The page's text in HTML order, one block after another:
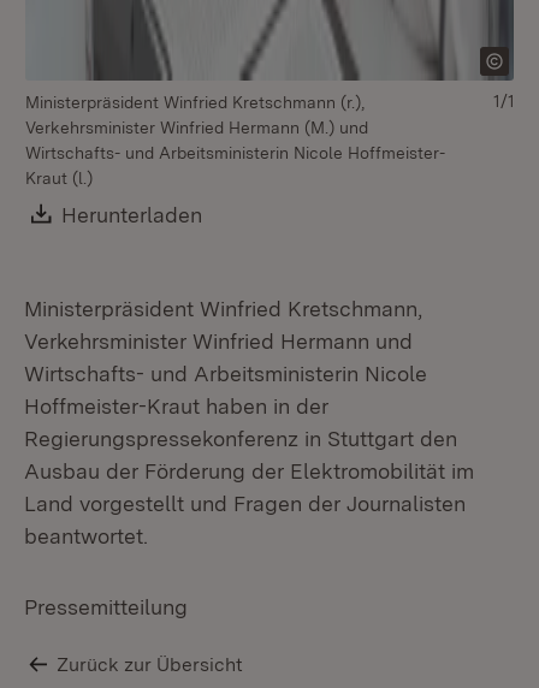
Ministerpräsident Winfried Kretschmann (r.),
Verkehrsminister Winfried Hermann (M.) und
Wirtschafts- und Arbeitsministerin Nicole Hoffmeister-
Kraut (l.)
Download:
Herunterladen
1/1
Ministerpräsident Winfried Kretschmann,
Verkehrsminister Winfried Hermann und
Wirtschafts- und Arbeitsministerin Nicole
Hoffmeister-Kraut haben in der
Regierungspressekonferenz in Stuttgart den
Ausbau der Förderung der Elektromobilität im
Land vorgestellt und Fragen der Journalisten
beantwortet.
Pressemitteilung
Zurück zur Übersicht